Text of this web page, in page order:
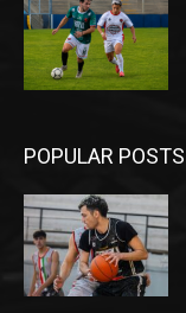
POPULAR POSTS